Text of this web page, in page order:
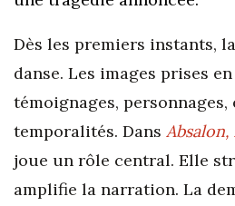
Dès les premiers instants,
danse. Les images prises
témoignages, personnages,
temporalités. Dans Absalon,
joue un rôle central. Elle
amplifie la narration. La